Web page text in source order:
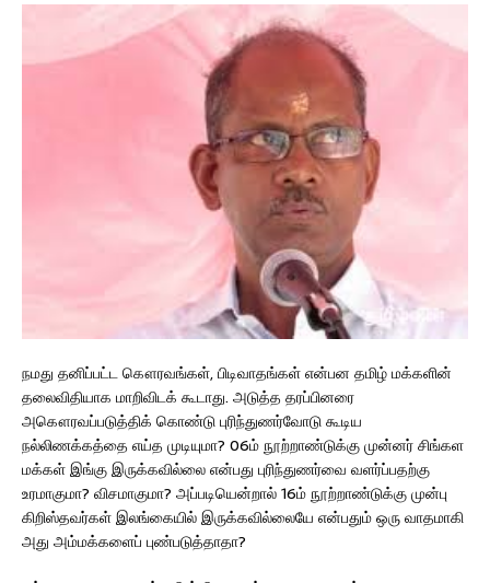
நமது தனிப்பட்ட கௌரவங்கள், பிடிவாதங்கள் என்பன தமிழ் மக்களின்
தலைவிதியாக மாறிவிடக் கூடாது. அடுத்த தரப்பினரை
அகௌரவப்படுத்திக் கொண்டு புரிந்துணர்வோடு கூடிய
நல்லிணக்கத்தை எய்த முடியுமா? 06ம் நூற்றாண்டுக்கு முன்னர் சிங்கள
மக்கள் இங்கு இருக்கவில்லை என்பது புரிந்துணர்வை வளர்ப்பதற்கு
உரமாகுமா? விசமாகுமா? அப்படியென்றால் 16ம் நூற்றாண்டுக்கு முன்பு
கிறிஸ்தவர்கள் இலங்கையில் இருக்கவில்லையே என்பதும் ஒரு வாதமாகி
அது அம்மக்களைப் புண்படுத்தாதா?